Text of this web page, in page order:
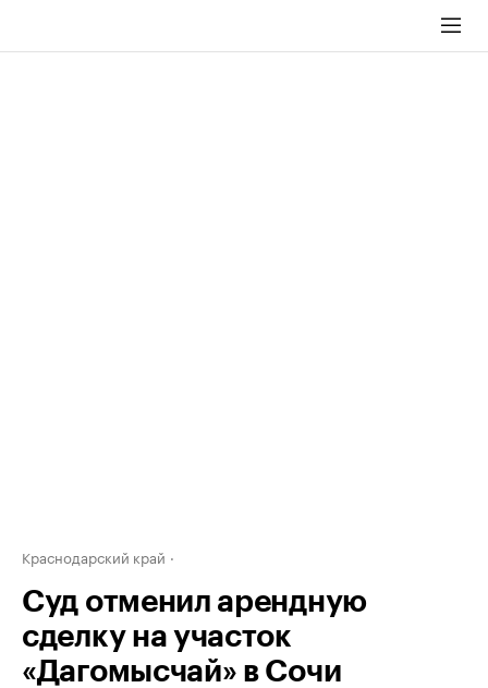
Краснодарский край
Суд отменил арендную
сделку на участок
«Дагомысчай» в Сочи